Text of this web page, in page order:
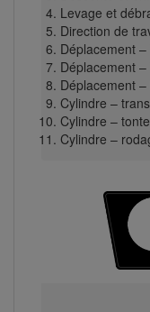
Levage et
Direction de
Déplacement
Déplacement –
Déplacement
Cylindre –
Cylindre – tonte
Cylindre –